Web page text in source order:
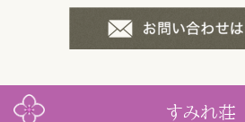
すみれ荘